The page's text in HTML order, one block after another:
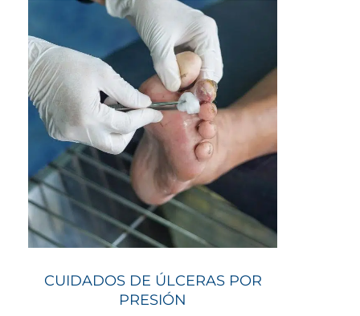
CUIDADOS DE ÚLCERAS POR
PRESIÓN